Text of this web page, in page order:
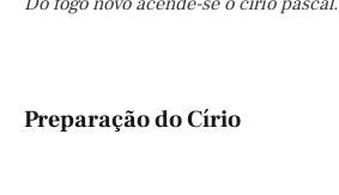
Preparação do Círio